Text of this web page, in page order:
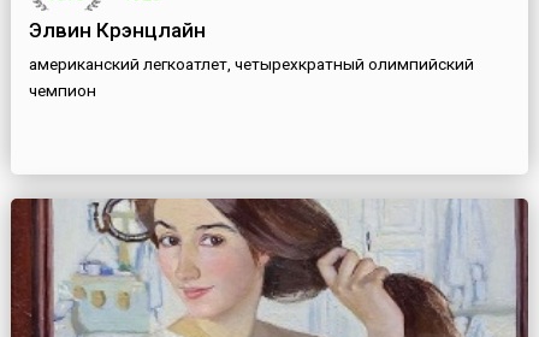
Элвин Крэнцлайн
американский легкоатлет, четырехкратный олимпийский
чемпион